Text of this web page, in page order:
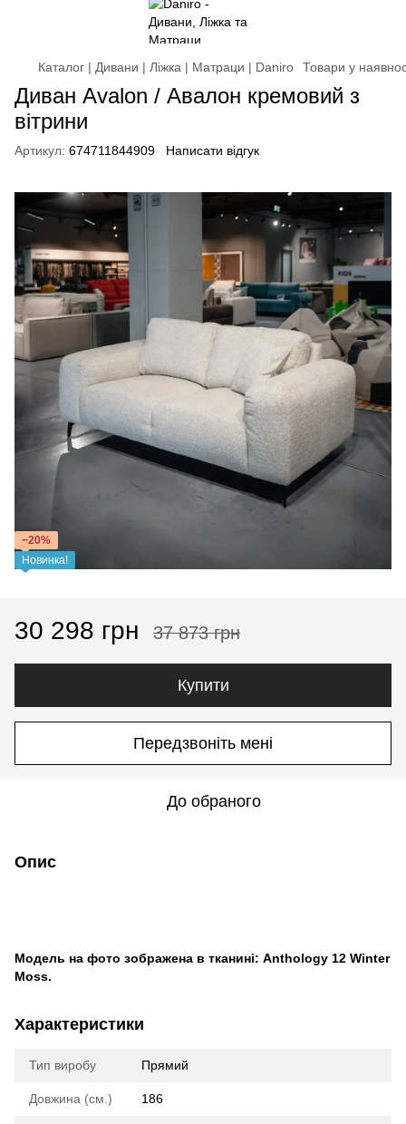
Каталог | Дивани | Ліжка | Матраци | Daniro Товари у
Диван Avalon / Авалон кремовий з
вітрини
Артикул: 674711844909 Написати відгук
−20%
Новинка!
30 298 грн 37 873 грн
Купити
Передзвоніть мені
До обраного
Опис
Модель на фото зображена в тканині: Anthology 12 Winter
Moss.
Характеристики
Тип виробу Прямий
Довжина (см.) 186